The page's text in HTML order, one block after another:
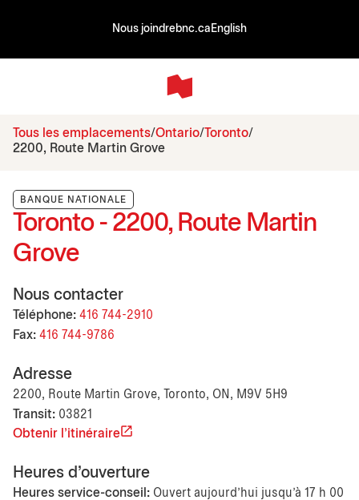
Nous joindrebnc.ca English
Tous les emplacements Ontario Toronto
2200, Route Martin Grove
BANQUE NATIONALE
Toronto - 2200, Route Martin
Grove
Nous contacter
Téléphone: 416 744-2910
Fax: 416 744-9786
Adresse
2200, Route Martin Grove, Toronto, ON, M9V 5H9
Transit: 03821
Obtenir l'itinéraire
Heures d'ouverture
Heures service-conseil: Ouvert aujourd’hui jusqu'à 17 h 00